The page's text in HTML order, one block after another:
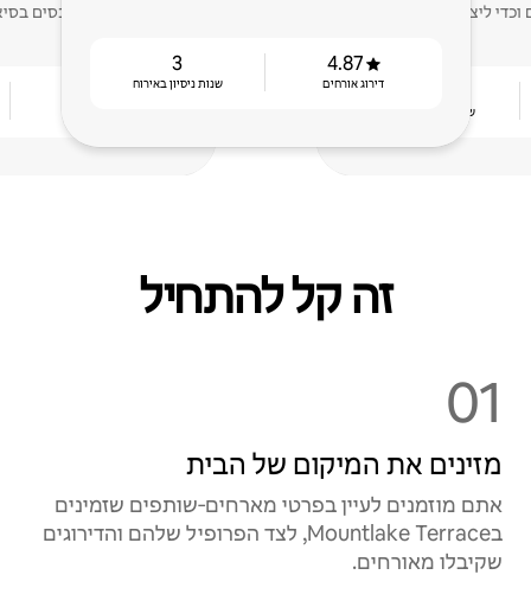
ליצור קשרים.
שנת ניסיון באירוח
4.87
דירוג אורחים
3
שנות ניסיון באירוח
מספר נכסים
זה קל להתחיל
01
מזינים את המיקום של הבית
אתם מוזמנים לעיין בפרטי מארחים‑שותפים שזמינים
בMountlake Terrace, לצד הפרופיל שלהם והדירוגים
שקיבלו מאורחים.